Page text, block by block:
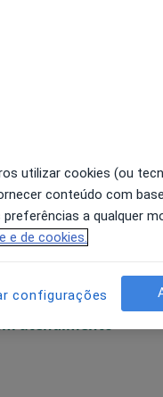
Sáb,
8 Ago
Dom,
9 Ago
online não está
atendimento
utilizar cookies (ou
conteúdo com
a qualquer
e de cookies.
configurações